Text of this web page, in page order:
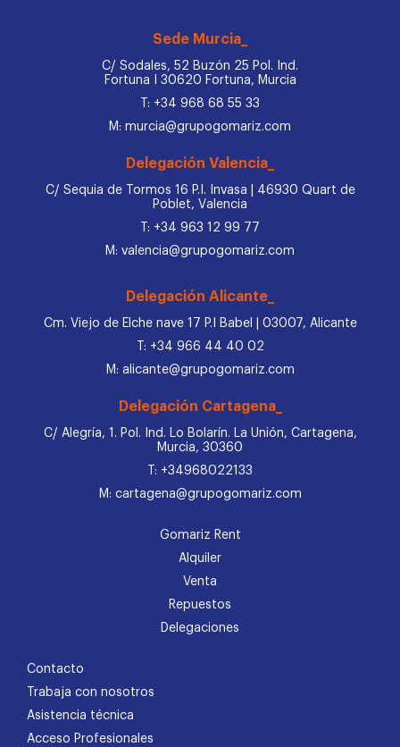
Sede Murcia_
C/ Sodales, 52 Buzón 25 Pol. Ind.
Fortuna I 30620 Fortuna, Murcia
T: +34 968 68 55 33
M: murcia@grupogomariz.com
Delegación Valencia_
C/ Sequia de Tormos 16 P.I. Invasa | 46930 Quart de
Poblet, Valencia
T: +34 963 12 99 77
M: valencia@grupogomariz.com
Delegación Alicante_
Cm. Viejo de Elche nave 17 P.I Babel | 03007, Alicante
T: +34 966 44 40 02
M: alicante@grupogomariz.com
Delegación Cartagena_
C/ Alegría, 1. Pol. Ind. Lo Bolarín. La Unión, Cartagena,
Murcia, 30360
T: +34968022133
M: cartagena@grupogomariz.com
Gomariz Rent
Alquiler
Venta
Repuestos
Delegaciones
Contacto
Trabaja con nosotros
Asistencia técnica
Acceso Profesionales